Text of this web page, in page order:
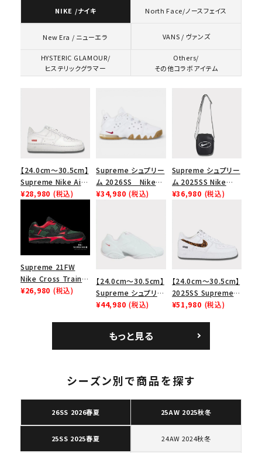
キーワードから探す
NIKE /ナイキ North Face/ノースフェイス
New Era / ニューエラ VANS / ヴァンズ
HYSTERIC GLAMOUR/
ヒステリックグラマー
Others/
その他コラボアイテム
【24.0cm～30.5cm】
Supreme Nike Air
Force 1 Low シュプ
ース１スニーカー シ
ューズ ホワイト
¥28,980 (税込)
Supreme シュプリー
ム 2026SS Nike
SB Air Max 2 CB 94
¥34,980 (税込)
Supreme シュプリー
ム 2025SS Nike
Leather Shoulder
¥36,980 (税込)
Supreme 21FW
Nike Cross Trainer
Low ナイキクロスト
¥26,980 (税込)
【24.0cm～30.5cm】
Supreme シュプリー
ム 2023AW Nike
カー ホワイト 白
¥44,980 (税込)
【24.0cm～30.5cm】
2025SS Supreme
GOODENOUGH
ムグッドイナフ ナイキ
エアフォース１スニー
ト
¥51,980 (税込)
もっと見る
シーズン別で商品を探す
26SS 2026春夏 25AW 2025秋冬
25SS 2025春夏 24AW 2024秋冬